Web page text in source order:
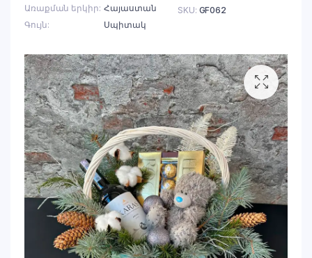
Առաքման երկիր Հայաստան
Գույն
Սպիտակ
SKU: GF062